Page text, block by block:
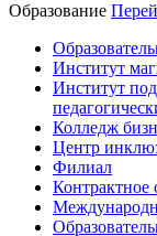
Образование
Институт
Институт
Колледж
Центр
Филиал
Контрактное